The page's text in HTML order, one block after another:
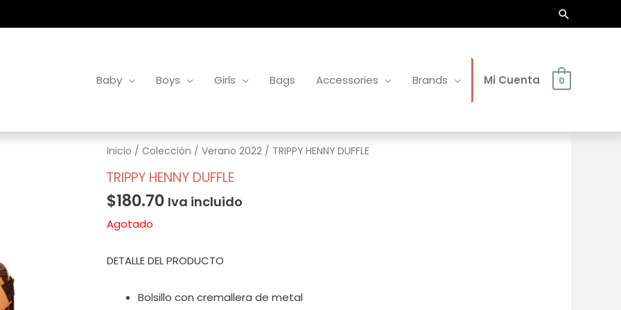
Buscar
Baby Boys Girls Bags Accessories Brands Mi Cuenta 0
Inicio / Colección / Verano 2022/ TRIPPY HENNY DUFFLE
TRIPPY HENNY DUFFLE
$180.70 Iva incluido
Agotado
DETALLE DEL PRODUCTO
Bolsillo con cremallera de metal